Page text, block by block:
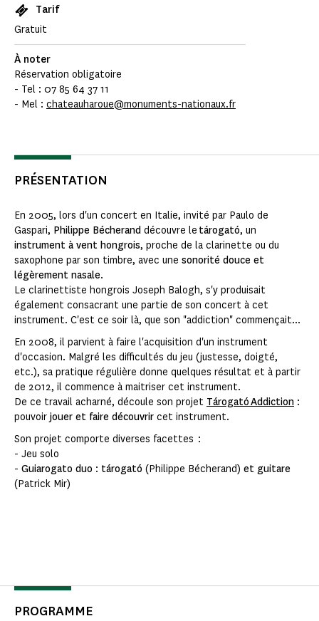
Tarif
Gratuit
À noter
Réservation obligatoire
- Tel : 07 85 64 37 11
- Mel : chateauharoue@monuments-nationaux.fr
PRÉSENTATION
En 2005, lors d'un concert en Italie, invité par Paulo de
Gaspari, Philippe Bécherand découvre le tárogató, un
instrument à vent hongrois, proche de la clarinette ou du
saxophone par son timbre, avec une sonorité douce et
légèrement nasale.
Le clarinettiste hongrois Joseph Balogh, s'y produisait
également consacrant une partie de son concert à cet
instrument. C'est ce soir là, que son "addiction" commençait...
En 2008, il parvient à faire l'acquisition d'un instrument
d'occasion. Malgré les difficultés du jeu (justesse, doigté,
etc.), sa pratique régulière donne quelques résultat et à partir
de 2012, il commence à maitriser cet instrument.
De ce travail acharné, découle son projet TárogatóAddiction :
pouvoir jouer et faire découvrir cet instrument.
Son projet comporte diverses facettes :
- Jeu solo
- Guiarogato duo : tárogató (Philippe Bécherand) et guitare
(Patrick Mir)
PROGRAMME